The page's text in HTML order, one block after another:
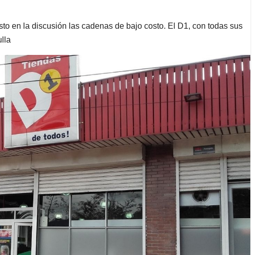
en la discusión las cadenas de bajo costo. El D1, con todas sus